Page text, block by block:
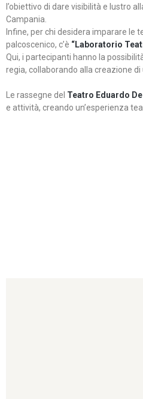
l’obiettivo di dare visibilità e lustro
Campania.
Infine, per chi desidera imparare le
palcoscenico, c’è “Laboratorio
Qui, i partecipanti hanno la
regia, collaborando alla creazione di
Le rassegne del Teatro Eduardo
e attività, creando un’esperienza